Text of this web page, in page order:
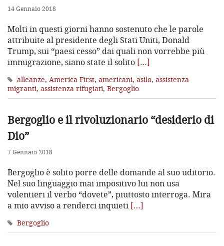
14 Gennaio 2018
Molti in questi giorni hanno sostenuto che le parole
attribuite al presidente degli Stati Uniti, Donald
Trump, sui “paesi cesso” dai quali non vorrebbe più
immigrazione, siano state il solito […]
alleanze, America First, americani, asilo, assistenza
migranti, assistenza rifugiati, Bergoglio
Bergoglio e il rivoluzionario “desiderio di
Dio”
7 Gennaio 2018
Bergoglio è solito porre delle domande al suo uditorio.
Nel suo linguaggio mai impositivo lui non usa
volentieri il verbo “dovete”, piuttosto interroga. Mira
a mio avviso a renderci inquieti […]
Bergoglio